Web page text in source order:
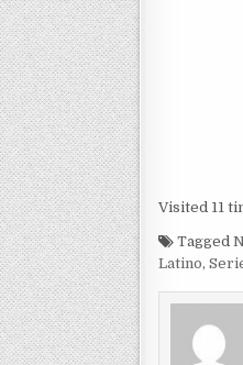
Visited 11
Tagged
Latino,